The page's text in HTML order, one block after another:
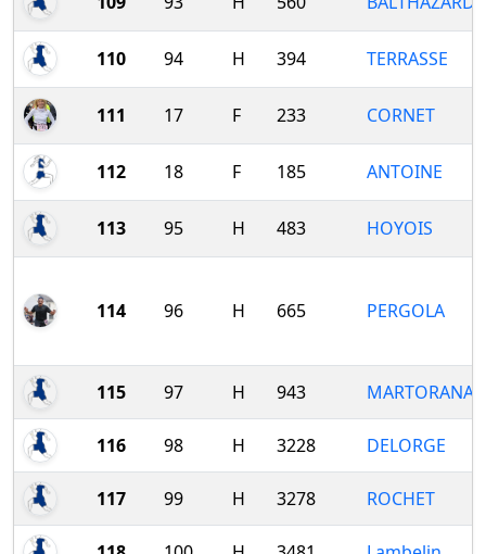
110 94 H 394 TERRASSE
111 17 F 233 CORNET
112 18 F 185 ANTOINE
113 95 H 483 HOYOIS
114 96 H 665 PERGOLA
115 97 H 943 MARTORANA
116 98 H 3228 DELORGE
117 99 H 3278 ROCHET